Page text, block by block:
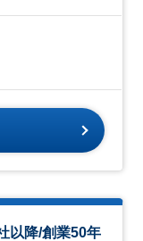
以降/創業50年